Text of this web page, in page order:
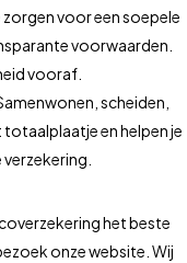
zorgen voor een soepele
voorwaarden.
vooraf.
scheiden,
en helpen je
het beste
onze website. Wij